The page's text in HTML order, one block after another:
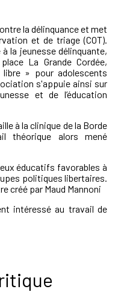
la délinquance et met
et de triage (COT).
la jeunesse délinquante,
La Grande Cordée,
» pour adolescents
s'appuie ainsi sur
et de l’éducation
à la clinique de la Borde
théorique alors mené
éducatifs favorables à
politiques libertaires.
créé par Maud Mannoni
intéressé au travail de